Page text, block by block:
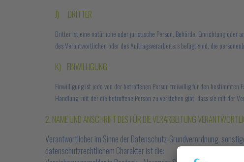
J) DRITTER
Dritter ist eine natürliche oder juristische Person, Behörde, Einrichtung oder
des Verantwortlichen oder des Auftragsverarbeiters befugt sind, die
K) EINWILLIGUNG
Einwilligung ist jede von der betroffenen Person freiwillig für den
Handlung, mit der die betroffene Person zu verstehen gibt, dass sie mit der
2. NAME UND ANSCHRIFT DES FÜR DIE VERARBEITUNG
Verantwortlicher im Sinne der Datenschutz-Grundverordnung,
datenschutzrechtlichem Charakter ist die: